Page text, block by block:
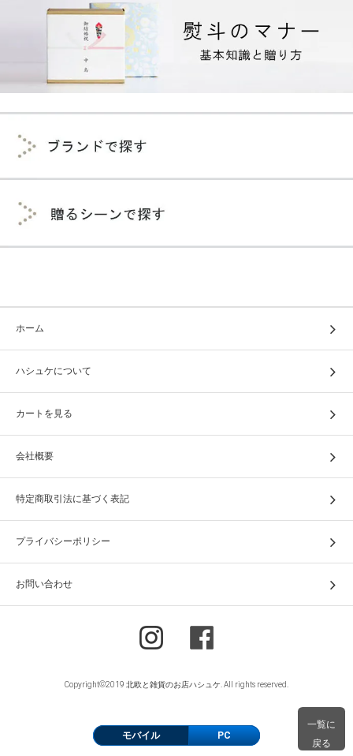
ホーム
ハシュケについて
カートを見る
会社概要
特定商取引法に基づく表記
プライバシーポリシー
お問い合わせ
Copyright©2019 北欧と雑貨のお店ハシュケ. All rights reserved.
一覧に
戻る
モバイル PC